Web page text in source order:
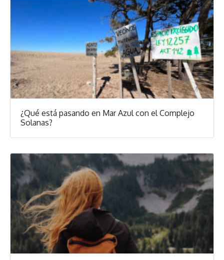
¿Qué está pasando en Mar Azul con el Complejo
Solanas?